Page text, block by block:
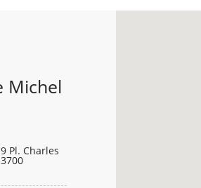
Michel
Pl. Charles